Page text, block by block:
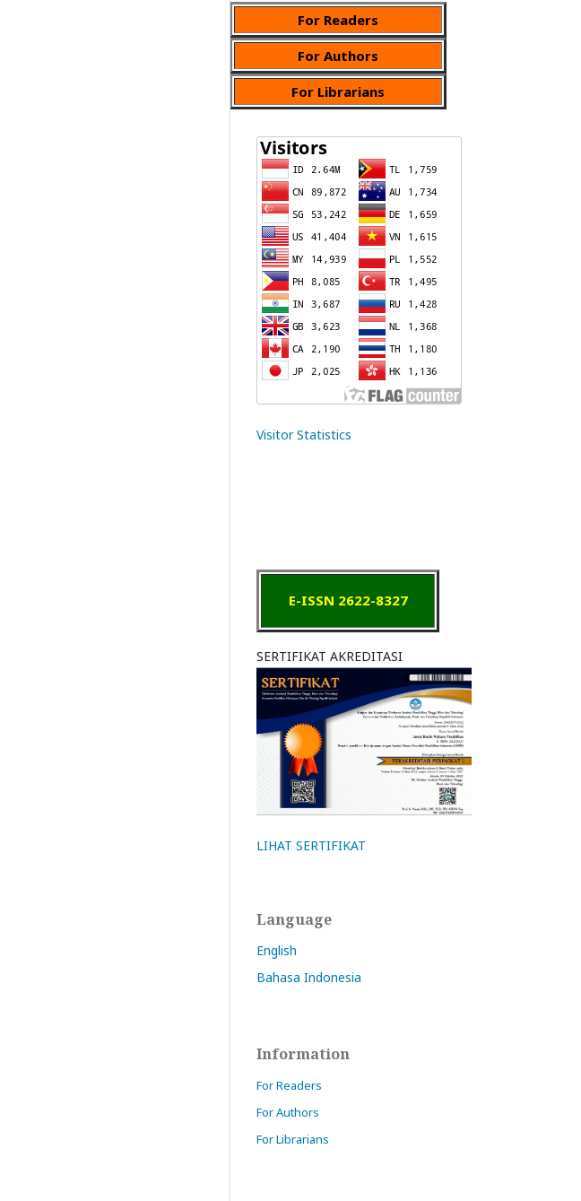
For Readers
For Authors
For Librarians
Visitor Statistics
E-ISSN 2622-8327
SERTIFIKAT AKREDITASI
LIHAT SERTIFIKAT
Language
English
Bahasa Indonesia
Information
For Readers
For Authors
For Librarians